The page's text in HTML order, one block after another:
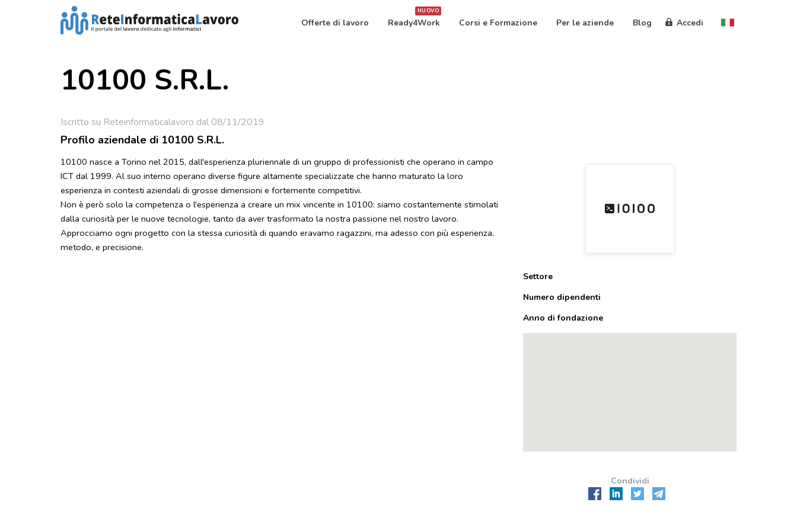
Offerte di lavoro
NUOVO
Ready4Work Corsi e Formazione Per le aziende Blog Accedi
10100 S.R.L.
Iscritto su Reteinformaticalavoro dal 08/11/2019
Profilo aziendale di 10100 S.R.L.
10100 nasce a Torino nel 2015, dall'esperienza pluriennale di un gruppo di professionisti che operano in campo
ICT dal 1999. Al suo interno operano diverse figure altamente specializzate che hanno maturato la loro
esperienza in contesti aziendali di grosse dimensioni e fortemente competitivi.
Non è però solo la competenza o l'esperienza a creare un mix vincente in 10100: siamo costantemente stimolati
dalla curiosità per le nuove tecnologie, tanto da aver trasformato la nostra passione nel nostro lavoro.
Approcciamo ogni progetto con la stessa curiosità di quando eravamo ragazzini, ma adesso con più esperienza,
metodo, e precisione.
Settore
Numero dipendenti
Anno di fondazione
Condividi